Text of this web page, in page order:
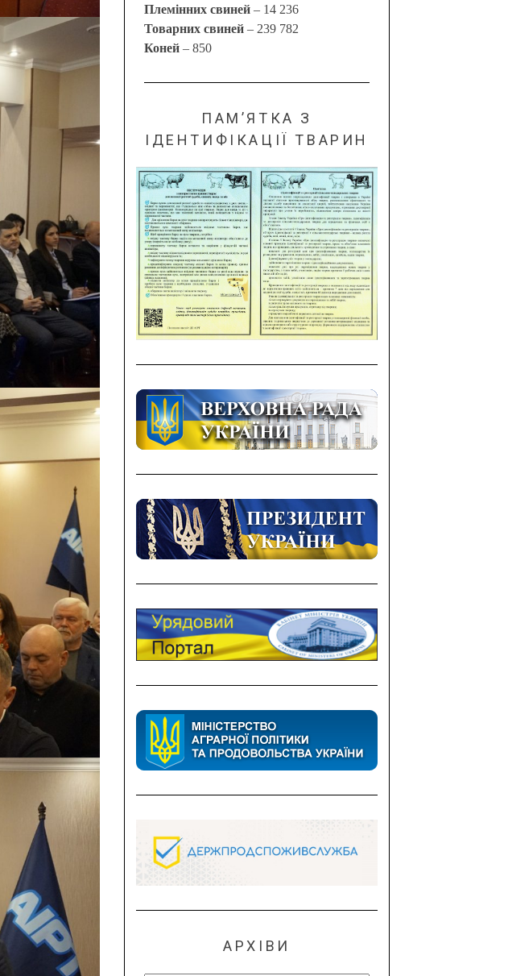
Племінних свиней – 14 236
Товарних свиней – 239 782
Коней – 850
ПАМ’ЯТКА З
ІДЕНТИФІКАЦІЇ ТВАРИН
АРХІВИ